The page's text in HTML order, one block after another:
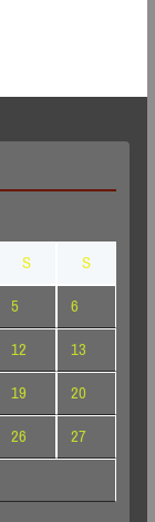
S
S
5
6
12
13
19
20
26
27